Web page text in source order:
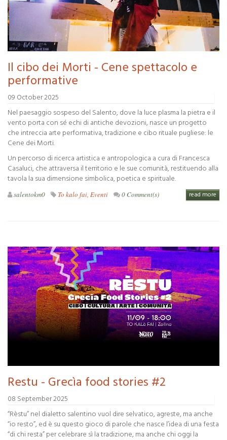
Il cibo dei Morti - Cene spettacolo e
performative
09 October 2025
Nel paesaggio sospeso del Salento, dove la luce plasma la pietra e il
vento porta con sé echi di antiche devozioni, nasce un progetto
che intreccia arte performativa, tradizione e cibo rituale pugliese: le
Cene dei Morti.
Un percorso di ricerca artistica e antropologica a cura di Francesca
Casaluci, che attraversa il territorio e le sue comunità, restituendo alla
tavola la sua dimensione simbolica, poetica e spirituale.
salentokm0 To kalo fai Eventi 0 Comment(s) read more
Restu - Grecìa food stories #2
08 September 2025
“Rèstu” nel dialetto salentino vuol dire selvatico, agreste, ma anche
“io resto”, ed è su questo gioco di parole che nasce l’idea di una festa
“di chi resta” per celebrare sì la tradizione, ma anche chi oggi la